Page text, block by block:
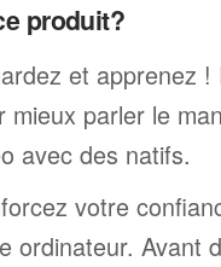
produit?
et apprenez
mieux parler le
avec des natifs.
votre
ordinateur. Avant